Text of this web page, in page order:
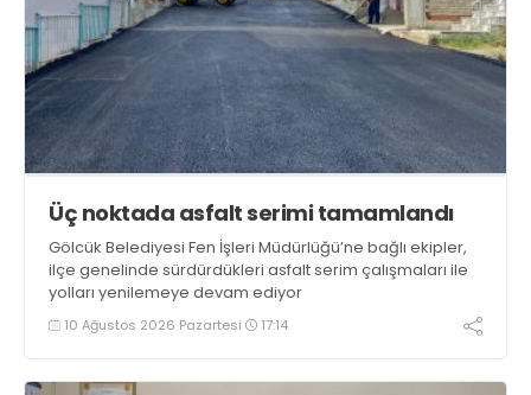
Üç noktada asfalt serimi tamamlandı
Gölcük Belediyesi Fen İşleri Müdürlüğü’ne bağlı ekipler,
ilçe genelinde sürdürdükleri asfalt serim çalışmaları ile
yolları yenilemeye devam ediyor
10 Ağustos 2026 Pazartesi 17:14